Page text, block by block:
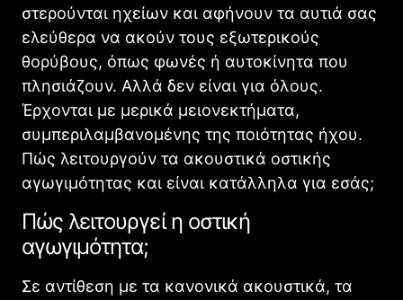
στερούνται ηχείων και αφήνουν τα αυτιά σας
ελεύθερα να ακούν τους εξωτερικούς
θορύβους, όπως φωνές ή αυτοκίνητα που
πλησιάζουν. Αλλά δεν είναι για όλους.
Έρχονται με μερικά μειονεκτήματα,
συμπεριλαμβανομένης της ποιότητας ήχου.
Πώς λειτουργούν τα ακουστικά οστικής
αγωγιμότητας και είναι κατάλληλα για εσάς;
Πώς λειτουργεί η οστική
αγωγιμότητα;
Σε αντίθεση με τα κανονικά ακουστικά, τα